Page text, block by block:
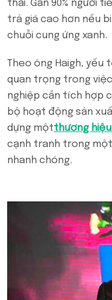
thải. Gần 90% người
trả giá cao hơn nếu
chuỗi cung ứng xanh.
Theo ông Haigh, yếu
quan trọng trong
nghiệp cần tích hợp
bộ hoạt động sản
dựng mộtthương
cạnh tranh trong
nhanh chóng.